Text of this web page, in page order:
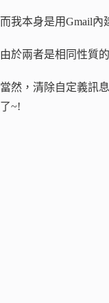
而我本身是用Gmail內
由於兩者是相同性質
當然，清除自定義訊
了~!